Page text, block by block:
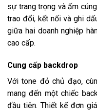
sự trang trọng và ấm
trao đổi, kết nối và ghi
giữa hai doanh nghiệp
cao cấp.
Cung cấp backdrop
Với tone đỏ chủ đạo,
mang đến một chiếc
đầu tiên. Thiết kế đơn